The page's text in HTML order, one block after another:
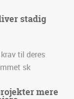
stadig
til deres
sk
mere